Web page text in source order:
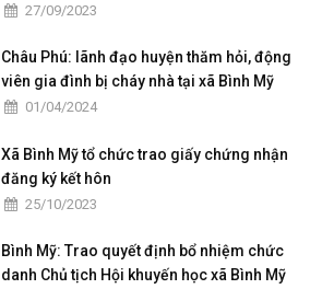
27/09/2023
Châu Phú: lãnh đạo huyện thăm hỏi, động
viên gia đình bị cháy nhà tại xã Bình Mỹ
01/04/2024
Xã Bình Mỹ tổ chức trao giấy chứng nhận
đăng ký kết hôn
25/10/2023
Bình Mỹ: Trao quyết định bổ nhiệm chức
danh Chủ tịch Hội khuyến học xã Bình Mỹ